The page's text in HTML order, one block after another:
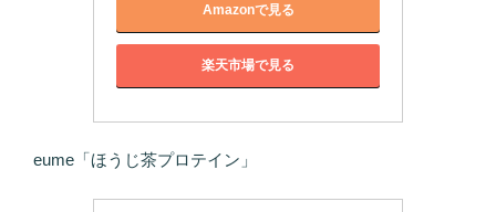
Amazonで見る
楽天市場で見る
eume「ほうじ茶プロテイン」